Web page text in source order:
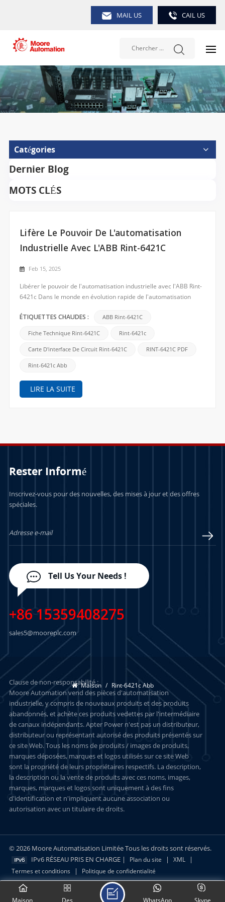
MAIL US CAIL US
Chercher
Maison / Rint-6421c Abb
Catégories
Dernier Blog
MOTS CLÉS
Lifère Le Pouvoir De L'automatisation
Industrielle Avec L'ABB Rint-6421C
Feb 15, 2025
Libérer le pouvoir de l'automatisation industrielle avec l'ABB Rint-
6421c Dans le monde en évolution rapide de l'automatisation
efficaces est primordiale. ABB, un leader mondial des
ÉTIQUETTES CHAUDES : ABB Rint-6421C
Fiche Technique Rint-6421C Rint-6421c
Carte D'interface De Circuit Rint-6421C RINT-6421C PDF
Rint-6421c Abb
LIRE LA SUITE
Rester Informé
Inscrivez-vous pour des nouvelles, des mises à jour et des offres
spéciales.
Tell Us Your Needs !
+86 15359408275
sales5@mooreplc.com
Clause de non-responsabilité :
Moore Automation vend des pièces d'automatisation
industrielle, y compris de nouveaux produits et des produits
abandonnés, et achète ces produits vedettes par l'intermédiaire
de canaux indépendants. Apter Power n'est pas un distributeur,
distributeur ou représentant autorisé des produits présentés sur
ce site Web. Tous les noms de produits / images de produits,
marques déposées, marques et logos utilisés sur ce site Web
sont la propriété de leurs propriétaires respectifs. La description,
la description ou la vente de produits avec ces noms, images,
marques, marques et logos sont uniquement à des fins
d'identification et n'impliquent aucune association ou
autorisation avec un titulaire de droits.
© 2026 Moore Automatisation Limitée Tous les droits sont réservés.
IPv6 RÉSEAU PRIS EN CHARGE |
Plan du site | XML |
Termes et conditions | Politique de confidentialité
Maison Des Skype
WhatsApp